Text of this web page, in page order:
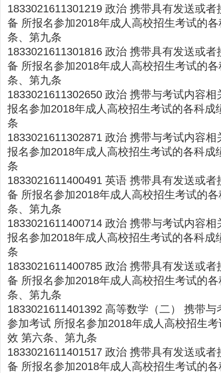
1833021611301219 政治 携带具有发送或
备 所报名参加2018年成人高校招生考试的
条、第九条
1833021611301816 政治 携带具有发送或
备 所报名参加2018年成人高校招生考试的
条、第九条
1833021611302650 政治 携带与考试内容
报名参加2018年成人高校招生考试的各科成
条
1833021611302871 政治 携带与考试内容
报名参加2018年成人高校招生考试的各科成
条
1833021611400491 英语 携带具有发送或
备 所报名参加2018年成人高校招生考试的
条、第九条
1833021611400714 政治 携带与考试内容
报名参加2018年成人高校招生考试的各科成
条
1833021611400785 政治 携带具有发送或
备 所报名参加2018年成人高校招生考试的
条、第九条
1833021611401392 高等数学（二） 携带
参加考试 所报名参加2018年成人高校招生
效 第六条、第九条
1833021611401517 政治 携带具有发送或
备 所报名参加2018年成人高校招生考试的